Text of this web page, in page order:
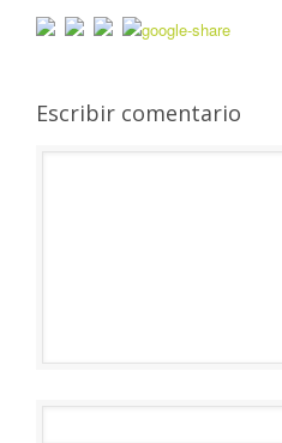
Escribir comentario